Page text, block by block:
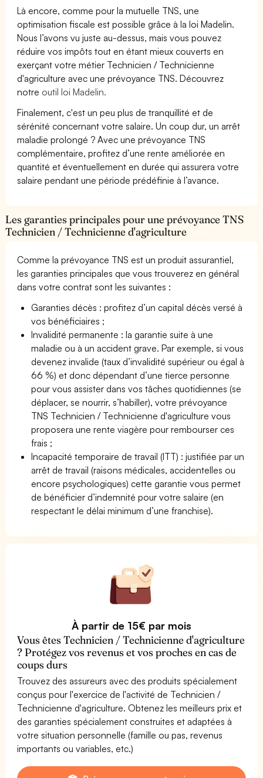
Là encore, comme pour la mutuelle TNS, une
optimisation fiscale est possible grâce à la loi Madelin.
Nous l’avons vu juste au-dessus, mais vous pouvez
réduire vos impôts tout en étant mieux couverts en
exerçant votre métier Technicien / Technicienne
d'agriculture avec une prévoyance TNS. Découvrez
notre outil loi Madelin.
Finalement, c'est un peu plus de tranquillité et de
sérénité concernant votre salaire. Un coup dur, un arrêt
maladie prolongé ? Avec une prévoyance TNS
complémentaire, profitez d’une rente améliorée en
quantité et éventuellement en durée qui assurera votre
salaire pendant une période prédéfinie à l’avance.
Les garanties principales pour une prévoyance TNS
Technicien / Technicienne d'agriculture
Comme la prévoyance TNS est un produit assurantiel,
les garanties principales que vous trouverez en général
dans votre contrat sont les suivantes :
Garanties décès : profitez d’un capital décès versé à
vos bénéficiaires ;
Invalidité permanente : la garantie suite à une
maladie ou à un accident grave. Par exemple, si vous
devenez invalide (taux d’invalidité supérieur ou égal à
66 %) et donc dépendant d’une tierce personne
pour vous assister dans vos tâches quotidiennes (se
déplacer, se nourrir, s’habiller), votre prévoyance
TNS Technicien / Technicienne d'agriculture vous
proposera une rente viagère pour rembourser ces
frais ;
Incapacité temporaire de travail (ITT) : justifiée par un
arrêt de travail (raisons médicales, accidentelles ou
encore psychologiques) cette garantie vous permet
de bénéficier d’indemnité pour votre salaire (en
respectant le délai minimum d’une franchise).
À partir de 15€ par mois
Vous êtes Technicien / Technicienne d'agriculture
? Protégez vos revenus et vos proches en cas de
coups durs
Trouvez des assureurs avec des produits spécialement
conçus pour l'exercice de l'activité de Technicien /
Technicienne d'agriculture. Obtenez les meilleurs prix et
des garanties spécialement construites et adaptées à
votre situation personnelle (famille ou pas, revenus
importants ou variables, etc.)